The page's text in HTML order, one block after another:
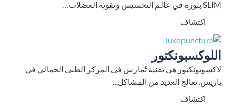
SLIM بثورة في عالم التخسيس وتقوية العضلات…
اكتشاف
اللوكسبونكتور
لاكسوبونكتور هي تقنية تُمارس في المركز الطبي الجمالي في
باريس. تعالج العديد من المشاكل...
اكتشاف